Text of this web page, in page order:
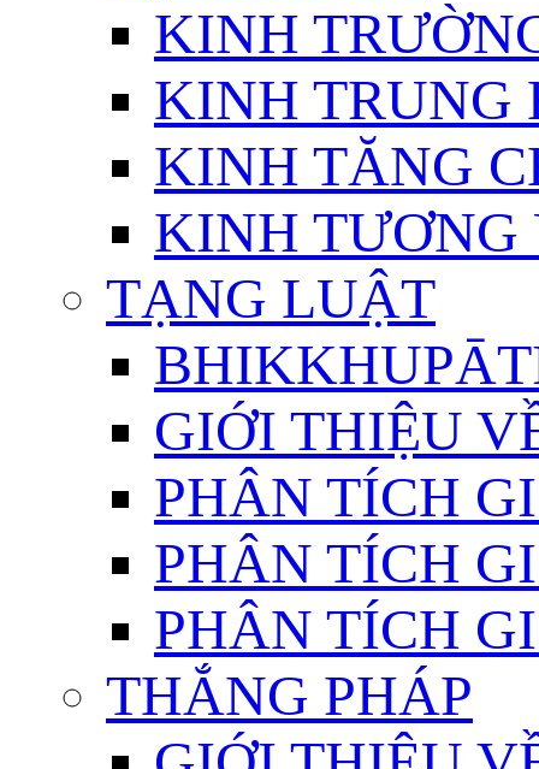
KINH
KINH TRUNG
KINH TĂNG
KINH TƯƠNG
TẠNG LUẬT
GIỚI THIỆU
PHÂN TÍCH
PHÂN TÍCH
PHÂN TÍCH
THẮNG PHÁP